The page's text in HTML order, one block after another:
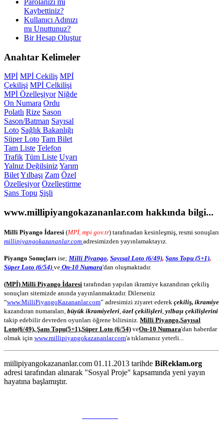
Parolanızı mı
Kaybettiniz?
Kullanıcı Adınızı
mı Unuttunuz?
Bir Hesap Oluştur
Anahtar Kelimeler
MPİ MPİ Çekiliş MPİ
Çekilişi MPİ Çelkilişi
MPİ Özelleşiyor Niğde
On Numara Ordu
Polatlı Rize Sason
Sason/Batman Sayısal
Loto Sağlık Bakanlığı
Süper Loto Tam Bilet
Tam Liste Telefon
Trafik Tüm Liste Uyarı
Yalnız DeğilsinizYarım
BiletYılbaşı Zam Özel
Özelleşiyor Özelleştirme
Şans Topu Şişli
www.millipiyangokazananlar.com hakkında bilgi...
Milli Piyango İdaresi (MPİ, mpi gov.tr) tarafınadan kesinleşmiş, resmi sonuşları
millipiyangokazananlar.com adresimizden yayınlamaktayız.
Piyango Sonuçları ise; Milli Piyango, Sayısal Loto (6/49), Şans Topu (5+1),
Süper Loto (6/54) ve On-10 Numara'dan oluşmaktadır.
(MPİ) Milli Piyango İdaresi tarafından yapılan ikramiye kazandıran çekiliş
sonuçları sitemizde anında yayınlanmaktadır. Dilerseniz
“www.MilliPiyangoKazananlar.com” adresimizi ziyaret ederek çekiliş, ikramiye
kazandıran numaraları, büyük ikramiyeleri özel çekilişleri yılbaşı çekilişlerini
takip edebilir devreden oyunları öğrene bilirsiniz. Milli Piyango,Sayısal
Loto(6/49), Şans Topu(5+1),Süper Loto (6/54) veOn-10 Numara'dan haberdar
olmak için www.millipiyangokazananlar.com'a tıklamanız yeterli...
miilipiyangokazananlar.com 01.11.2013 tarihde BiReklam.org
adresi tarafından alınarak "Sosyal Proje" kapsamında yeni yayın
hayatına başlamıştır.